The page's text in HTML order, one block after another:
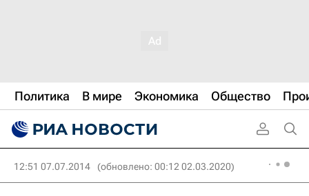
Политика В мире Экономика Общество
12:51 07.07.2014 (обновлено: 00:12 02.03.2020)